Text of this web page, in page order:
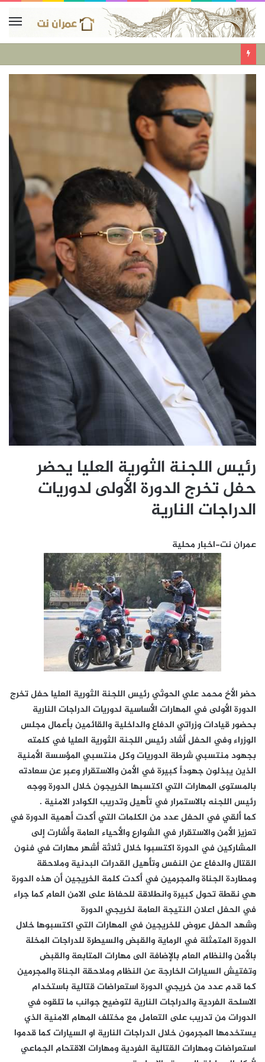
رئيس اللجنة الثورية العليا يحضر
حفل تخرج الدورة الأولى لدوريات
الدراجات النارية
عمران نت-اخبار محلية
حضر الأخ محمد علي الحوثي رئيس اللجنة الثورية العليا حفل تخرج
الدورة الأولى في المهارات الأساسية لدوريات الدراجات النارية
بحضور قيادات وزراتي الدفاع والداخلية والقائمين بأعمال مجلس
الوزراء وفي الحفل أشاد رئيس اللجنة الثورية العليا في كلمته
بجهود منتسبي شرطة الدوريات وكل منتسبي المؤسسة الأمنية
الذين يبذلون جهوداً كبيرة في الأمن والاستقرار وعبر عن سعادته
بالمستوى المهارات التي اكتسبها الخريجون خلال الدورة ووجه
رئيس اللجنه بالاستمرار في تأهيل وتدريب الكوادر الامنية .
كما ألقي في الحفل عدد من الكلمات التي أكدت أهمية الدورة في
تعزيز الأمن والاستقرار في الشوارع والأحياء العامة وأشارت إلى
المشاركين في الدورة اكتسبوا خلال ثلاثة أشهر مهارات في فنون
القتال والدفاع عن النفس وتأهيل القدرات البدنية وملاحقة
ومطاردة الجناة والمجرمين في أكدت كلمة الخريجين أن هذه الدورة
هي نقطة تحول كبيرة وانطلاقة للحفاظ على الامن العام كما جراء
في الحفل اعلان النتيجة العامة لخريجي الدورة
وشهد الحفل عروض للخريجين في المهارات التي اكتسبوها خلال
الدورة المتمثلة في الرماية والقبض والسيطرة للدراجات المخلة
بالأمن والنظام العام بالإضافة الى مهارات المتابعة والقبض
وتفتيش السيارات الخارجة عن النظام وملاحقة الجناة والمجرمين
كما قدم عدد من خريجي الدورة استعراضات قتالية باستخدام
الاسلحة الفردية والدراجات النارية لتوضيح جوانب ما تلقوه في
الدورات من تدريب على التعامل مع مختلف المهام الامنية الذي
يستخدمها المجرمون خلال الدراجات النارية او السيارات كما قدموا
استعراضات ومهارات القتالية الفردية ومهارات الاقتحام الجماعي